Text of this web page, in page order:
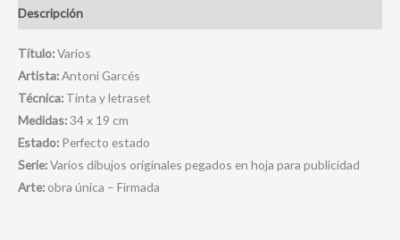
Descripción
Título:Varios
Artista:Antoni Garcés
Técnica: Tinta y letraset
Medidas:34 x 19 cm
Estado: Perfecto estado
Serie:Varios dibujos originales pegados en hoja para publicidad
Arte: obra única – Firmada